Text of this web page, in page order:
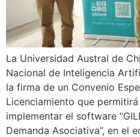
La Universidad Austral de
Nacional de Inteligencia
la firma de un Convenio
Licenciamiento que
implementar el software
Demanda Asociativa”, en el